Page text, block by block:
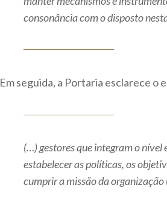
consonância com o disposto
Em seguida, a Portaria esclarece
(…) gestores que integram o
estabelecer as políticas, os
cumprir a missão da